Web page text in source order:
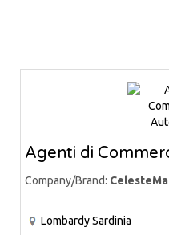
Agenti di
Company/Brand:
LombardySardinia